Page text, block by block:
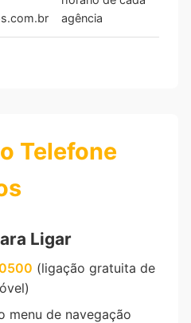
agência
Telefone
Ligar
(ligação gratuita de
menu de navegação